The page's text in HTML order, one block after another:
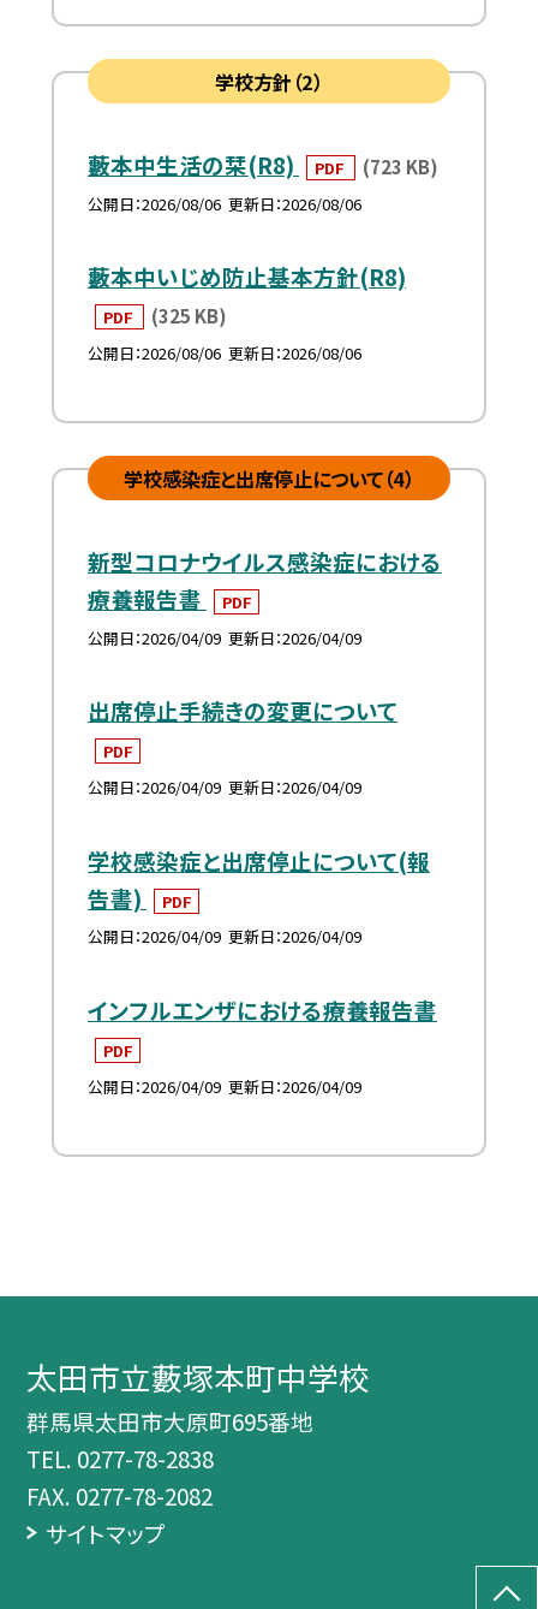
学校方針（2）
藪本中生活の栞(R8) PDF (723 KB)
公開日 2026/08/06 更新日 2026/08/06
藪本中いじめ防止基本方針(R8)
PDF (325 KB)
公開日 2026/08/06 更新日 2026/08/06
学校感染症と出席停止について（4）
新型コロナウイルス感染症における
療養報告書
PDF
公開日 2026/04/09 更新日 2026/04/09
出席停止手続きの変更について
PDF
公開日 2026/04/09 更新日 2026/04/09
学校感染症と出席停止について(報
告書)
PDF
公開日 2026/04/09 更新日 2026/04/09
インフルエンザにおける療養報告書
PDF
公開日 2026/04/09 更新日 2026/04/09
太田市立藪塚本町中学校
群馬県太田市大原町695番地
TEL. 0277-78-2838
FAX. 0277-78-2082
サイトマップ